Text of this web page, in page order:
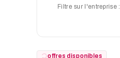
Filtre sur l'entreprise :
offres disponibles